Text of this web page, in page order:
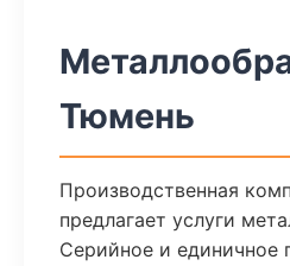
Тюмень
Производственная
предлагает услуги
Серийное и единичное